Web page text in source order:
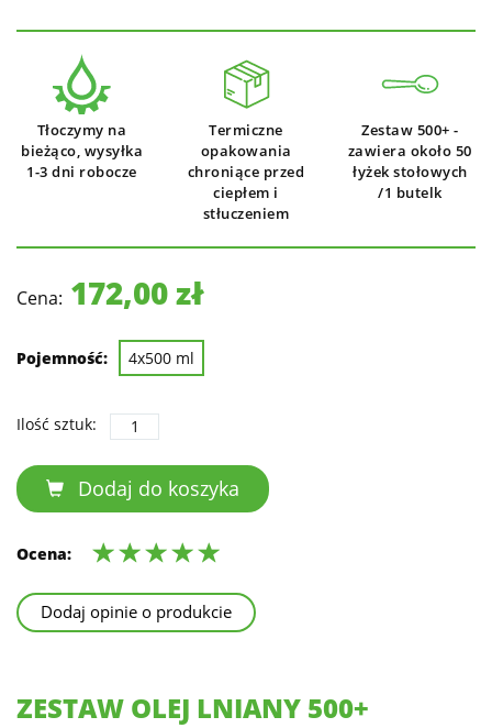
Tłoczymy na
bieżąco, wysyłka
1-3 dni robocze
Termiczne
opakowania
chroniące przed
ciepłem i
stłuczeniem
Zestaw 500+ -
zawiera około 50
łyżek stołowych
/1 butelk
Cena: 172,00 zł
Pojemność: 4x500 ml
Ilość sztuk:
Dodaj do koszyka
Ocena:
Dodaj opinie o produkcie
ZESTAW OLEJ LNIANY 500+